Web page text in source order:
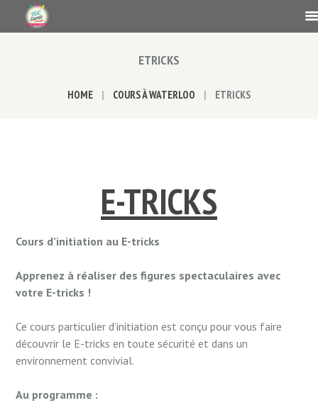
ETRICKS
HOME COURS À WATERLOO ETRICKS
E-TRICKS
Cours d’initiation au E-tricks
Apprenez à réaliser des figures spectaculaires avec
votre E-tricks !
Ce cours particulier d’initiation est conçu pour vous faire
découvrir le E-tricks en toute sécurité et dans un
environnement convivial.
Au programme :